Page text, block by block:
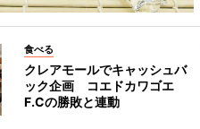
食べる
クレアモールでキャッシュバ
ック企画 コエドカワゴエ
F.Cの勝敗と連動